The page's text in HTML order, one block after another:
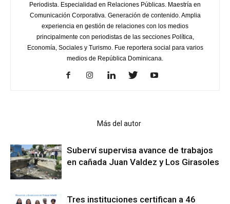
Periodista. Especialidad en Relaciones Públicas. Maestría en
Comunicación Corporativa. Generación de contenido. Amplia
experiencia en gestión de relaciones con los medios
principalmente con periodistas de las secciones Política,
Economía, Sociales y Turismo. Fue reportera social para varios
medios de República Dominicana.
Más del autor
Suberví supervisa avance de trabajos
en cañada Juan Valdez y Los Girasoles
Tres instituciones certifican a 46